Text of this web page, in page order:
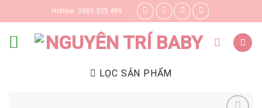
to
content
Hotline: 0985.335.499
LỌC SẢN PHẨM